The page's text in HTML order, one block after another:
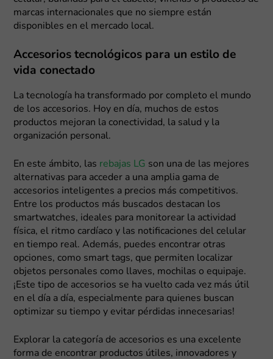
marcas internacionales que no siempre están
disponibles en el mercado local.
Accesorios tecnológicos para un estilo de
vida conectado
La tecnología ha transformado por completo el mundo
de los accesorios. Hoy en día, muchos de estos
productos mejoran la conectividad, la salud y la
organización personal.
En este ámbito, las rebajas LG son una de las mejores
alternativas para acceder a una amplia gama de
accesorios inteligentes a precios más competitivos.
Entre los productos más buscados destacan los
smartwatches, ideales para monitorear la actividad
física, el ritmo cardíaco y las notificaciones del celular
en tiempo real. Además, puedes encontrar otras
opciones, como smart tags, que permiten localizar
objetos personales como llaves, mochilas o equipaje.
¡Este tipo de accesorios se ha vuelto cada vez más útil
en el día a día, especialmente para quienes buscan
optimizar su tiempo y evitar pérdidas innecesarias!
Explorar la categoría de accesorios es una excelente
forma de encontrar productos útiles, innovadores y